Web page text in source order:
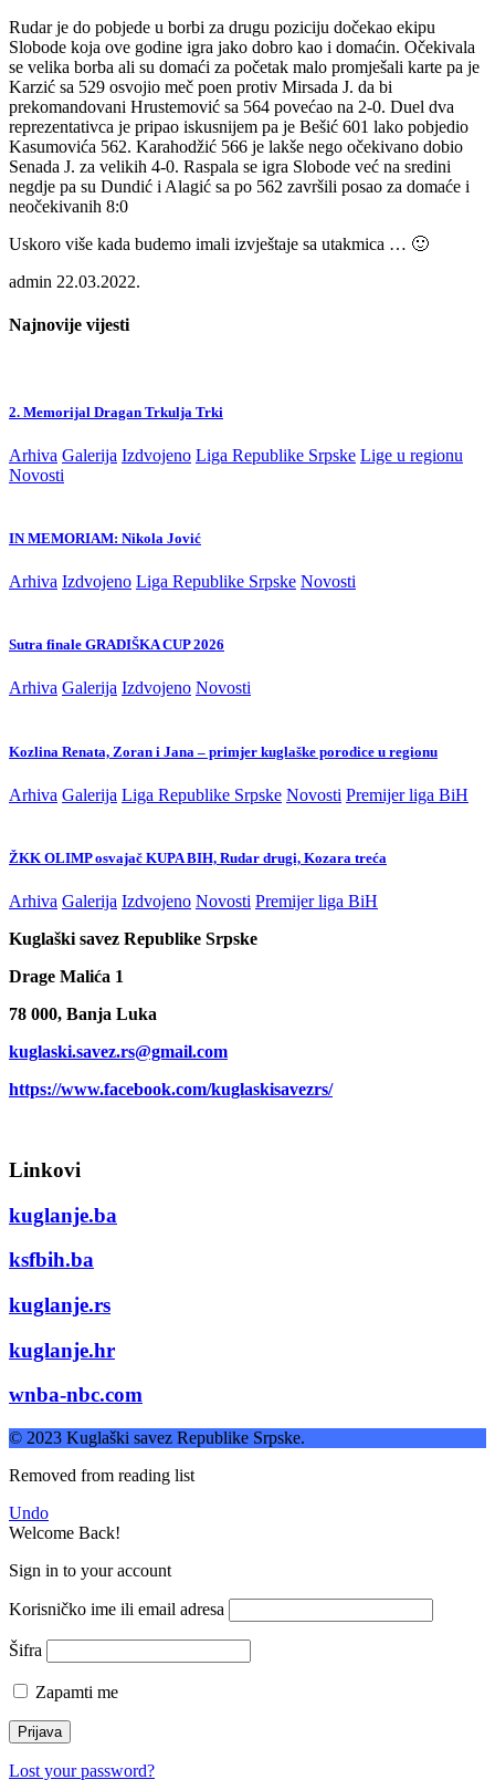
Rudar je do pobjede u borbi za drugu poziciju dočekao ekipu
Slobode koja ove godine igra jako dobro kao i domaćin. Očekivala
se velika borba ali su domaći za početak malo promješali karte pa je
Karzić sa 529 osvojio meč poen protiv Mirsada J. da bi
prekomandovani Hrustemović sa 564 povećao na 2-0. Duel dva
reprezentativca je pripao iskusnijem pa je Bešić 601 lako pobjedio
Kasumovića 562. Karahodžić 566 je lakše nego očekivano dobio
Senada J. za velikih 4-0. Raspala se igra Slobode već na sredini
negdje pa su Dundić i Alagić sa po 562 završili posao za domaće i
neočekivanih 8:0
Uskoro više kada budemo imali izvještaje sa utakmica … 🙂
admin 22.03.2022.
Najnovije vijesti
2. Memorijal Dragan Trkulja Trki
Arhiva Galerija Izdvojeno Liga Republike Srpske Lige u regionu
Novosti
IN MEMORIAM: Nikola Jović
Arhiva Izdvojeno Liga Republike Srpske Novosti
Sutra finale GRADIŠKA CUP 2026
Arhiva Galerija Izdvojeno Novosti
Kozlina Renata, Zoran i Jana – primjer kuglaške porodice u regionu
Arhiva Galerija Liga Republike Srpske Novosti Premijer liga BiH
ŽKK OLIMP osvajač KUPA BIH, Rudar drugi, Kozara treća
Arhiva Galerija Izdvojeno Novosti Premijer liga BiH
Kuglaški savez Republike Srpske
Drage Malića 1
78 000, Banja Luka
kuglaski.savez.rs@gmail.com
https://www.facebook.com/kuglaskisavezrs/
Linkovi
kuglanje.ba
ksfbih.ba
kuglanje.rs
kuglanje.hr
wnba-nbc.com
© 2023 Kuglaški savez Republike Srpske.
Removed from reading list
Undo
Welcome Back!
Sign in to your account
Korisničko ime ili email adresa
Šifra
Zapamti me
Lost your password?